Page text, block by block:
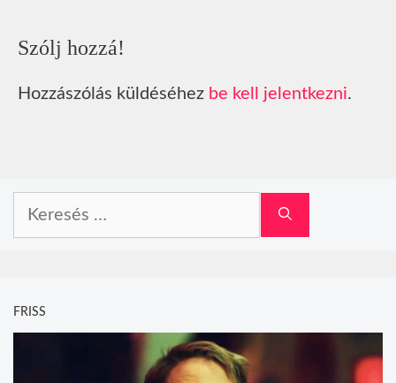
Szólj hozzá!
Hozzászólás küldéséhez be kell jelentkezni.
FRISS